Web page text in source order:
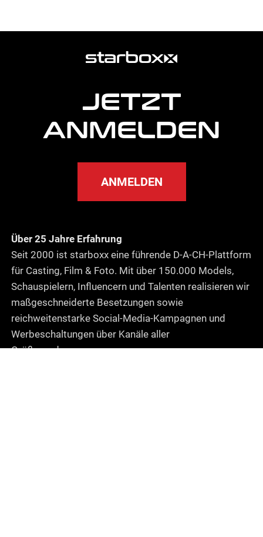
JETZT
ANMELDEN
ANMELDEN
Über 25 Jahre Erfahrung
Seit 2000 ist starboxx eine führende D-A-CH-Plattform
für Casting, Film & Foto. Mit über 150.000 Models,
Schauspielern, Influencern und Talenten realisieren wir
maßgeschneiderte Besetzungen sowie
reichweitenstarke Social-Media-Kampagnen und
Werbeschaltungen über Kanäle aller
Größenordnungen.